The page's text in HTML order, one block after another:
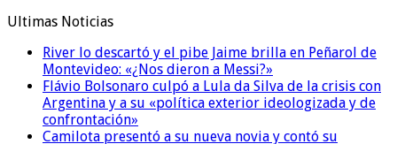
Ultimas Noticias
River lo descartó y el pibe Jaime brilla en Peñarol de
Montevideo: «¿Nos dieron a Messi?»
Flávio Bolsonaro culpó a Lula da Silva de la crisis con
Argentina y a su «política exterior ideologizada y de
confrontación»
Camilota presentó a su nueva novia y contó su